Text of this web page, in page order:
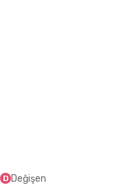
D Değişen